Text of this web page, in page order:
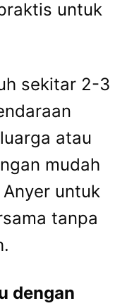
untuk
sekitar 2-3
atau
mudah
untuk
tanpa
dengan